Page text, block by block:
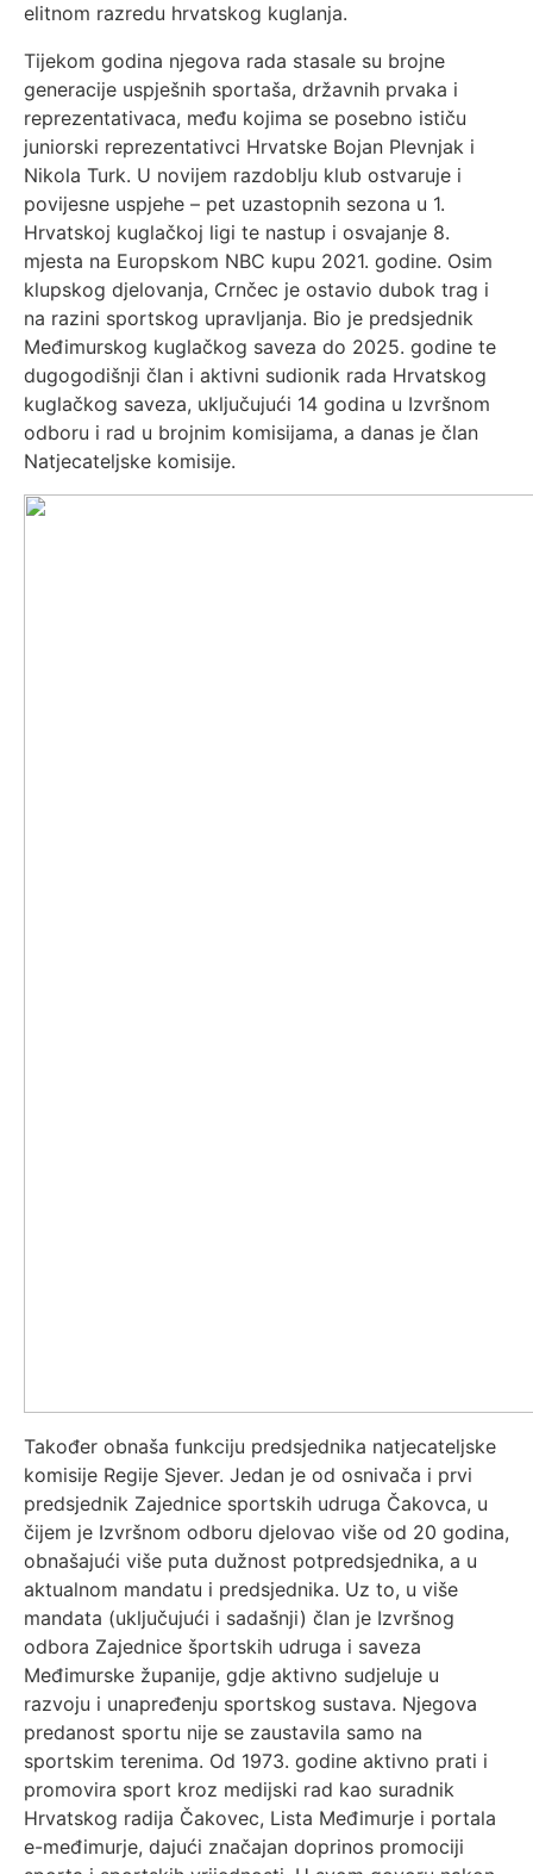
elitnom razredu hrvatskog kuglanja.
Tijekom godina njegova rada stasale su brojne
generacije uspješnih sportaša, državnih prvaka i
reprezentativaca, među kojima se posebno ističu
juniorski reprezentativci Hrvatske Bojan Plevnjak i
Nikola Turk. U novijem razdoblju klub ostvaruje i
povijesne uspjehe – pet uzastopnih sezona u 1.
Hrvatskoj kuglačkoj ligi te nastup i osvajanje 8.
mjesta na Europskom NBC kupu 2021. godine. Osim
klupskog djelovanja, Crnčec je ostavio dubok trag i
na razini sportskog upravljanja. Bio je predsjednik
Međimurskog kuglačkog saveza do 2025. godine te
dugogodišnji član i aktivni sudionik rada Hrvatskog
kuglačkog saveza, uključujući 14 godina u Izvršnom
odboru i rad u brojnim komisijama, a danas je član
Natjecateljske komisije.
Također obnaša funkciju predsjednika natjecateljske
komisije Regije Sjever. Jedan je od osnivača i prvi
predsjednik Zajednice sportskih udruga Čakovca, u
čijem je Izvršnom odboru djelovao više od 20 godina,
obnašajući više puta dužnost potpredsjednika, a u
aktualnom mandatu i predsjednika. Uz to, u više
mandata (uključujući i sadašnji) član je Izvršnog
odbora Zajednice športskih udruga i saveza
Međimurske županije, gdje aktivno sudjeluje u
razvoju i unapređenju sportskog sustava. Njegova
predanost sportu nije se zaustavila samo na
sportskim terenima. Od 1973. godine aktivno prati i
promovira sport kroz medijski rad kao suradnik
Hrvatskog radija Čakovec, Lista Međimurje i portala
e-međimurje, dajući značajan doprinos promociji